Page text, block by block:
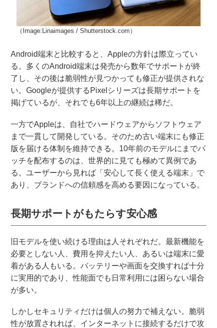
（Image:Linaimages / Shutterstock.com）
Android端末と比較すると、Appleの方針は際立ってい
る。多くのAndroid端末は発売から数年でサポートが終
了し、その後は脆弱性が見つかっても修正が提供されな
い。Googleが提供するPixelシリーズは長期サポートを
掲げているが、それでも6年以上の継続は稀だ。
一方でAppleは、自社でハードウェアからソフトウェア
まで一貫して開発している。そのため古い端末にも修正
版を届ける体制を維持できる。10年前のモデルにまでパ
ッチを配布するのは、世界的に見ても極めて異例であ
る。ユーザーから見れば「安心して長く使える端末」で
あり、ブランドへの信頼感を高める要因になっている。
長期サポートがもたらす安心感
旧モデルを使い続ける理由は人それぞれだ。最新機能を
必要としない人、費用を抑えたい人、あるいは端末に愛
着がある人もいる。バッテリーや画面を交換すれば十分
に実用的であり、性能面でも日常利用には困らない場合
が多い。
しかしセキュリティだけは個人の努力で補えない。脆弱
性が放置されれば、インターネットに接続するだけで攻